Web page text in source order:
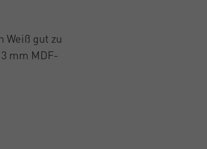
Weiß gut zu
mm MDF-